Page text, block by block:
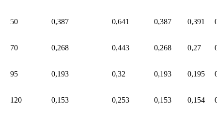
50 0,387 0,641 0,387 0,391
70 0,268 0,443 0,268 0,27
95 0,193 0,32 0,193 0,195
120 0,153 0,253 0,153 0,154